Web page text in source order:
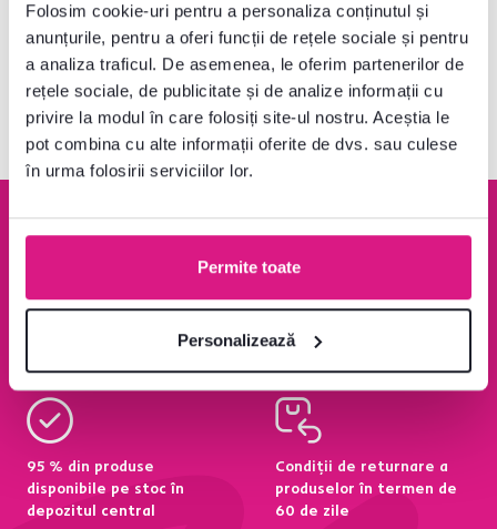
Folosim cookie-uri pentru a personaliza conținutul și
anunțurile, pentru a oferi funcții de rețele sociale și pentru
a analiza traficul. De asemenea, le oferim partenerilor de
rețele sociale, de publicitate și de analize informații cu
privire la modul în care folosiți site-ul nostru. Aceștia le
pot combina cu alte informații oferite de dvs. sau culese
în urma folosirii serviciilor lor.
Permite toate
Personalizează
V-ați uitat la produsele 3de la3
Garanție de rambursare
Peste 1400 Ron transport
Aflați mai multe
95 % din produse
disponibile pe stoc în
depozitul central
Condiții de returnare a
produselor în termen de
60 de zile